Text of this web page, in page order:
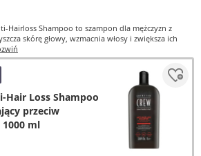
Hairloss Shampoo to szampon dla mężczyzn z
skórę głowy, wzmacnia włosy i zwiększa ich
Hair Loss Shampoo
przeciw
ml